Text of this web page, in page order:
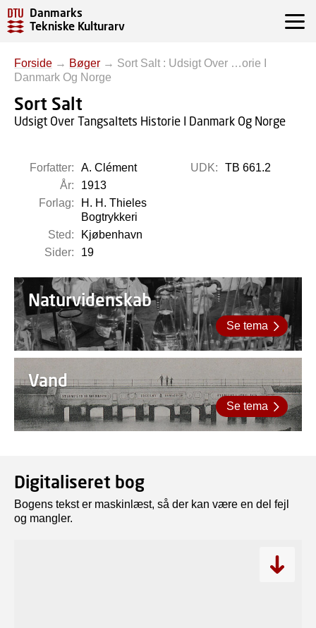
Danmarks
Tekniske Kulturarv
Forside → Bøger → Sort Salt : Udsigt Over …orie I
Danmark Og Norge
Sort Salt
Udsigt Over Tangsaltets Historie I Danmark Og Norge
Forfatter:
A. Clément
År:
1913
Forlag:
H. H. Thieles
Bogtrykkeri
Sted:
Kjøbenhavn
Sider:
19
UDK: TB 661.2
Naturvidenskab
Se tema
Vand
Se tema
Digitaliseret bog
Bogens tekst er maskinlæst, så der kan være en del fejl
og mangler.